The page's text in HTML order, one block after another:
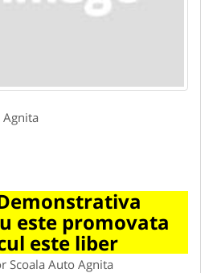
este promovata
este liber
Scoala Auto Agnita